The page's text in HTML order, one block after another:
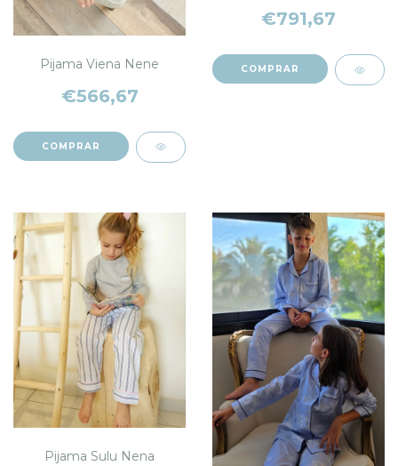
Pijama Viena Nene
€566,67
COMPRAR
€791,67
COMPRAR
Pijama Sulu Nena